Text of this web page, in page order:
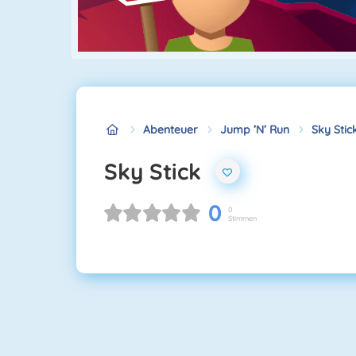
Abenteuer Jump ’n’ Run Sky
Sky Stick
0
0
Stimmen